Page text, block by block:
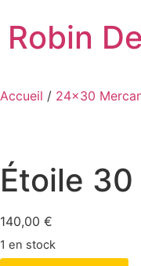
Robin
Accueil / 24x30
Étoile 30
140,00 €
1 en stock